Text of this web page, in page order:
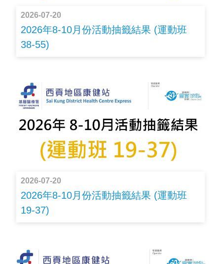
2026-07-20
2026年8-10月份活動抽籤結果 (運動班
38-55)
2026-07-20
2026年8-10月份活動抽籤結果 (運動班
19-37)